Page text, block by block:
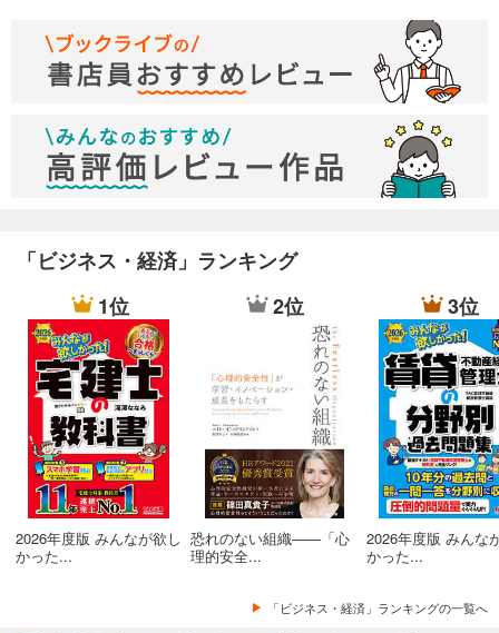
「ビジネス・経済」ランキング
1位
2026年度版 みんなが欲し
かった...
2位
恐れのない組織――「心
理的安全...
3位
2026年度版 みんな
かった...
「ビジネス・経済」ランキングの一覧へ